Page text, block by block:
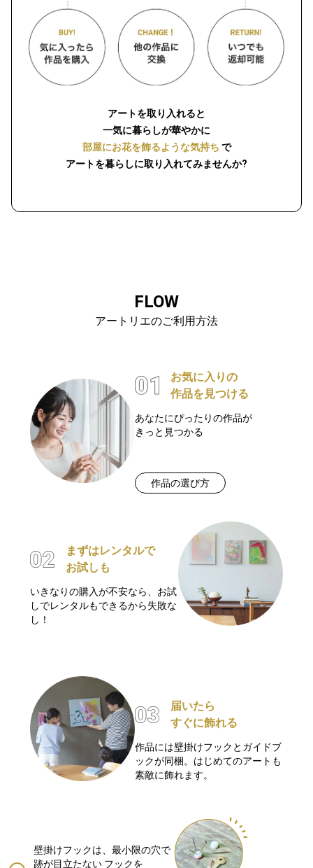
アートを取り入れると
一気に暮らしが華やかに
部屋にお花を飾るような気持ち で
アートを暮らしに取り入れてみませんか?
FLOW
アートリエのご利用方法
お気に入りの
作品を見つける
あなたにぴったりの作品が
きっと見つかる
作品の選び方
まずはレンタルで
お試しも
いきなりの購入が不安なら、お試
しでレンタルもできるから失敗な
し！
届いたら
すぐに飾れる
作品には壁掛けフックとガイドブ
ックが同梱。はじめてのアートも
素敵に飾れます。
壁掛けフックは、最小限の穴で
跡が目立たない フックを